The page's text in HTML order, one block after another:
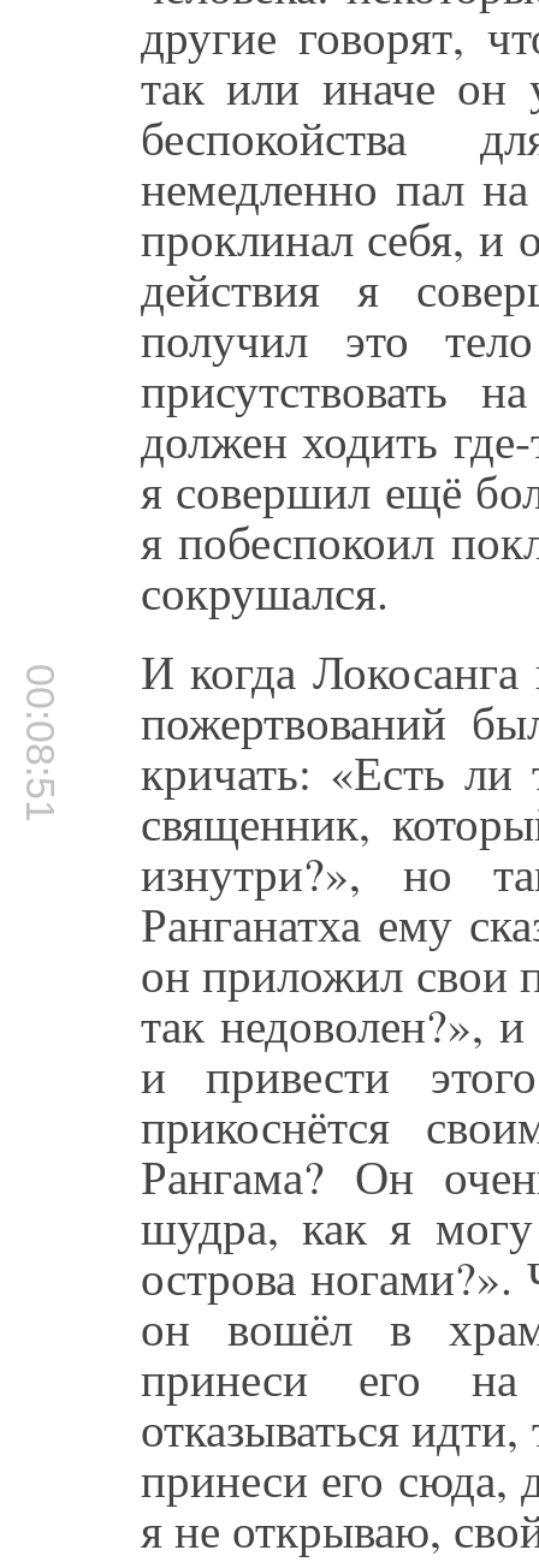
другие говорят,
так или иначе он
беспокойства
немедленно пал
проклинал себя, и
действия я
получил это
присутствовать
должен ходить
я совершил ещё
я побеспокоил
сокрушался.
00:08:51 И когда
пожертвований
кричать: «Есть ли
священник,
изнутри?», но
Ранганатха ему
он приложил свои
так недоволен?»,
и привести
прикоснётся
Рангама? Он
шудра, как я могу
острова
он вошёл в
принеси его
отказываться
принеси его сюда,
я не открываю,